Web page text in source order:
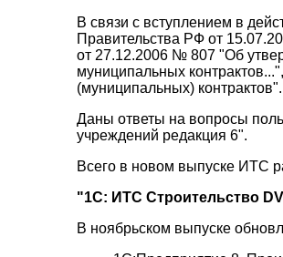
В связи с вступлением в
Правительства РФ от
от 27.12.2006 № 807 "Об
муниципальных
(муниципальных) контрактов".
Даны ответы на вопросы
учреждений редакция 6".
Всего в новом выпуске ИТС
"1С: ИТС Строительство
В ноябрьском выпуске